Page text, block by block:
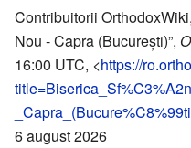
Contribuitorii
Nou - Capra (București)”,
16:00 UTC, <https://
6 august 2026